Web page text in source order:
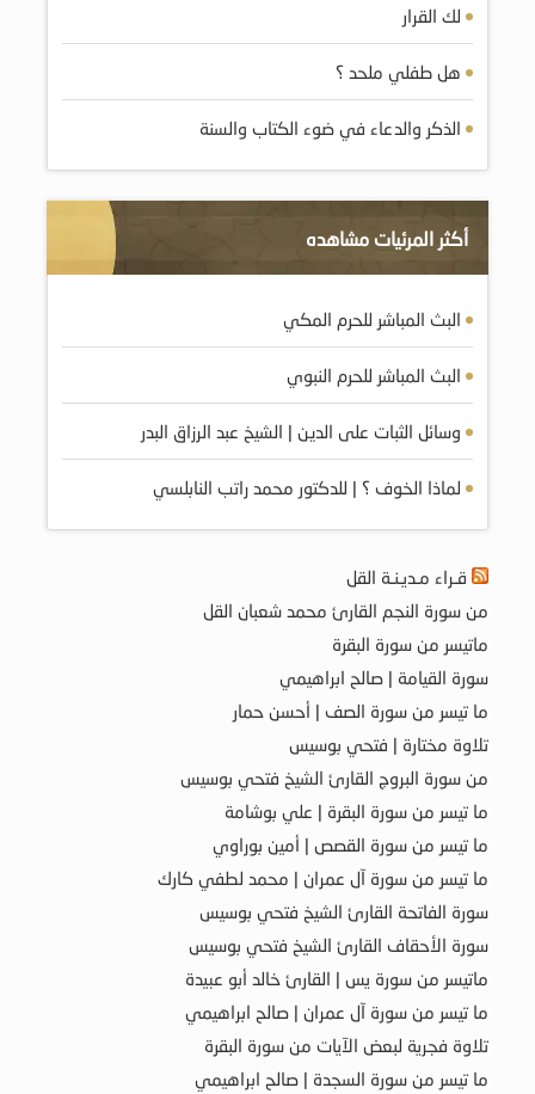
لك القرار
هل طفلي ملحد ؟
الذكر والدعاء في ضوء الكتاب والسنة
أكثر المرئيات مشاهده
البث المباشر للحرم المكي
البث المباشر للحرم النبوي
وسائل الثبات على الدين | الشيخ عبد الرزاق البدر
لماذا الخوف ؟ | للدكتور محمد راتب النابلسي
قـراء مـديـنـة القل
من سورة النجم القارئ محمد شعبان القل
ماتيسر من سورة البقرة
سورة القيامة | صالح ابراهيمي
ما تيسر من سورة الصف | أحسن حمار
تلاوة مختارة | فتحي بوسيس
من سورة البروج القارئ الشيخ فتحي بوسيس
ما تيسر من سورة البقرة | علي بوشامة
ما تيسر من سورة القصص | أمين بوراوي
ما تيسر من سورة آل عمران | محمد لطفي كارك
سورة الفاتحة القارئ الشيخ فتحي بوسيس
سورة الأحقاف القارئ الشيخ فتحي بوسيس
ماتيسر من سورة يس | القارئ خالد أبو عبيدة
ما تيسر من سورة آل عمران | صالح ابراهيمي
تلاوة فجرية لبعض الآيات من سورة البقرة
ما تيسر من سورة السجدة | صالح ابراهيمي